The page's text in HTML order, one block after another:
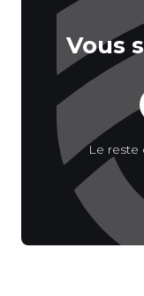
Vous
Le reste